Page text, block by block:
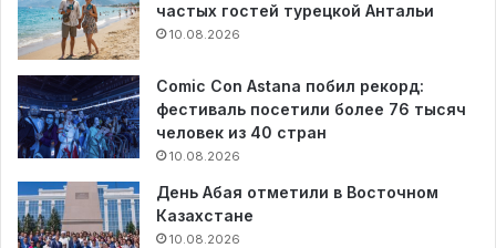
частых гостей турецкой Антальи
10.08.2026
Comic Con Astana побил рекорд:
фестиваль посетили более 76 тысяч
человек из 40 стран
10.08.2026
День Абая отметили в Восточном
Казахстане
10.08.2026